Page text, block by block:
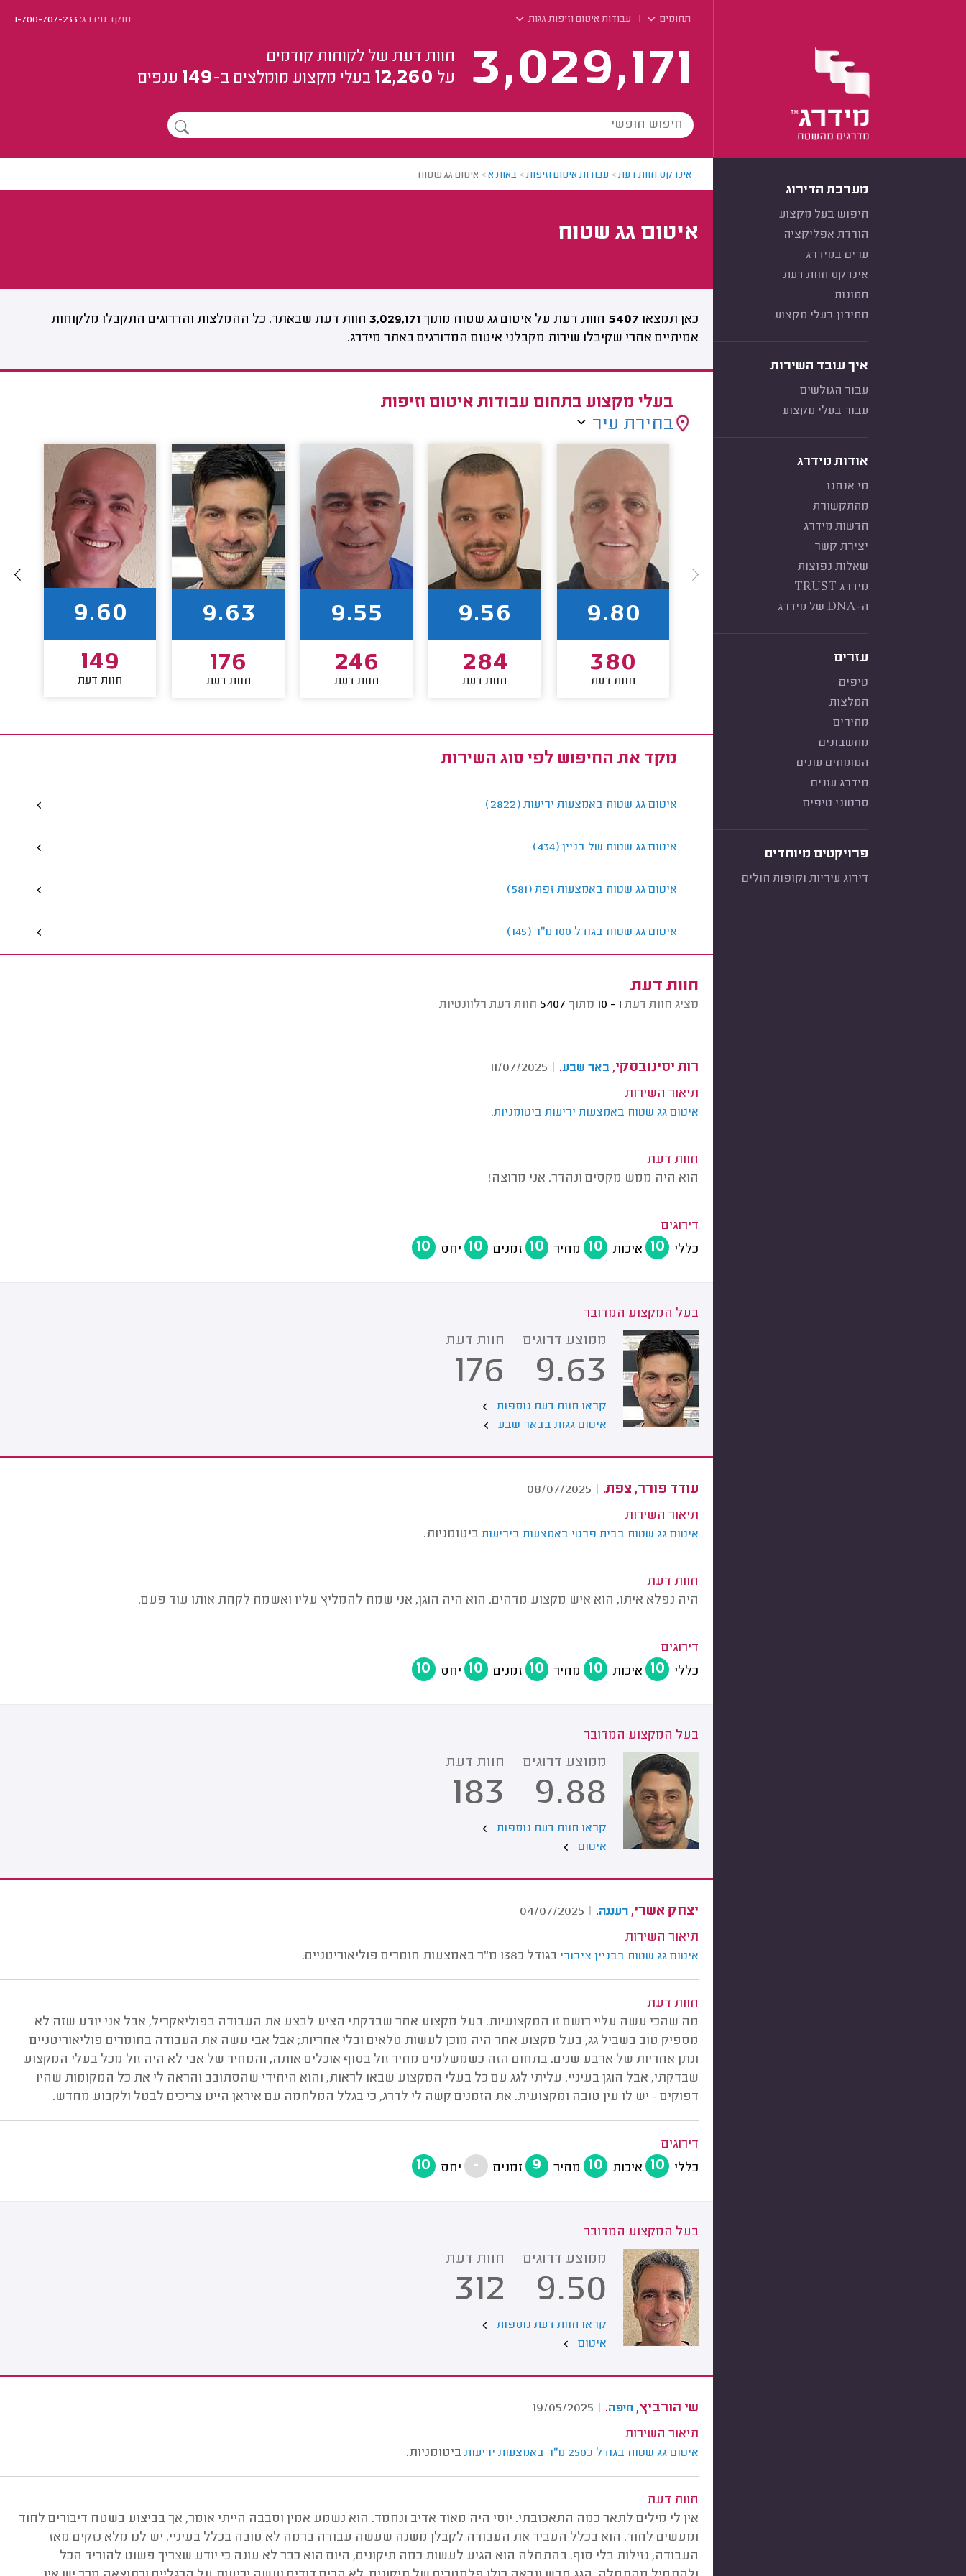
תחומים עבודות איטום וזיפות גגות מוקד מידרג:1-700-707-233
3,029,171
חוות דעת של לקוחות קודמים
על 12,260 בעלי מקצוע מומלצים ב-149 ענפים
מערכת הדירוג
חיפוש בעל מקצוע
הורדת אפליקציה
ערים במידרג
אינדקס חוות דעת
תמונות
מחירון בעלי מקצוע
איך עובד השירות
עבור הגולשים
עבור בעלי מקצוע
אודות מידרג
מי אנחנו
מהתקשורת
חדשות מידרג
יצירת קשר
שאלות נפוצות
מידרג TRUST
ה-DNA של מידרג
עזרים
טיפים
המלצות
מחירים
מחשבונים
המומחים עונים
מידרג עונים
סרטוני טיפים
פרויקטים מיוחדים
דירוג עיריות וקופות חולים
אינדקס חוות דעת> עבודות איטום וזיפות> באות א> איטום גג שטוח
איטום גג שטוח
כאן תמצאו 5407 חוות דעת על איטום גג שטוח מתוך 3,029,171 חוות דעת שבאתר. כל ההמלצות והדרוגים התקבלו מלקוחות
אמיתיים אחרי שקיבלו שירות מקבלני איטום המדורגים באתר מידרג.
בעלי מקצוע בתחום עבודות איטום וזיפות
בחירת עיר
9.80
380
חוות דעת
9.56
284
חוות דעת
9.55
246
חוות דעת
9.63
176
חוות דעת
9.60
149
חוות דעת
מקד את החיפוש לפי סוג השירות
איטום גג שטוח באמצעות יריעות (2822)
איטום גג שטוח של בניין (434)
איטום גג שטוח באמצעות זפת (581)
איטום גג שטוח בגודל 100 מ"ר (145)
חוות דעת
מציג חוות דעת 1 - 10 מתוך 5407 חוות דעת רלוונטיות
רות יסינובסקי, באר שבע.
|
11/07/2025
תיאור השירות
איטום גג שטוח באמצעות יריעות ביטומניות.
חוות דעת
הוא היה ממש מקסים ונהדר. אני מרוצה!
דירוגים
כללי
10 איכות 10 מחיר 10 זמנים 10 יחס 10
בעל המקצוע המדובר
ממוצע דרוגים
9.63
חוות דעת
176
קראו חוות דעת נוספות
איטום גגות בבאר שבע
עודד פורר, צפת. |
08/07/2025
תיאור השירות
איטום גג שטוח בבית פרטי באמצעות ביריעות ביטומניות.
חוות דעת
היה נפלא איתו, הוא איש מקצוע מדהים. הוא היה הוגן, אני שמח להמליץ עליו ואשמח לקחת אותו עוד פעם.
דירוגים
כללי
10 איכות 10 מחיר 10 זמנים 10 יחס 10
בעל המקצוע המדובר
ממוצע דרוגים
9.88
חוות דעת
183
קראו חוות דעת נוספות
איטום
יצחק אשרי, רעננה.
|
04/07/2025
תיאור השירות
איטום גג שטוח בבניין ציבורי בגודל כ138 מ"ר באמצעות חומרים פוליאוריטניים.
חוות דעת
מה שהכי עשה עליי רושם זו המקצועיות. בעל מקצוע אחר שבדקתי הציע לבצע את העבודה בפוליאקריל, אבל אני יודע שזה לא
מספיק טוב בשביל גג, בעל מקצוע אחר היה מוכן לעשות טלאים ובלי אחריות; אבל אבי עשה את העבודה בחומרים פוליאוריטניים
ונתן אחריות של ארבע שנים. בתחום הזה כשמשלמים מחיר זול בסוף אוכלים אותה, והמחיר של אבי לא היה זול מכל בעלי המקצוע
שבדקתי, אבל הוגן בעיניי. עליתי לגג עם כל בעלי המקצוע שבאו לראות, והוא היחידי שהסתובב והראה לי את כל המקומות שהיו
דפוקים - יש לו עין טובה ומקצועית. את הזמנים קשה לי לדרג, כי בגלל המלחמה עם איראן היינו צריכים לבטל ולקבוע מחדש.
דירוגים
כללי
10 איכות 10 מחיר 9 זמנים - יחס 10
בעל המקצוע המדובר
ממוצע דרוגים
9.50
חוות דעת
312
קראו חוות דעת נוספות
איטום
שי הורביץ, חיפה.
|
19/05/2025
תיאור השירות
איטום גג שטוח בגודל כ250 מ''ר באמצעות יריעות ביטומניות.
חוות דעת
אין לי מילים לתאר כמה התאכזבתי. יוסי היה מאוד אדיב ונחמד. הוא נשמע אמין וסבבה הייתי אומר, אך בביצוע בשטח דיבורים לחוד
ומעשים לחוד. הוא בכלל העביר את העבודה לקבלן משנה שעשה עבודה ברמה לא טובה בכלל בעיניי. יש לנו מלא נזקים מאז
העבודה, נזילות בלי סוף. בהתחלה הוא הגיע לעשות כמה תיקונים, היום הוא כבר לא עונה כי יודע שצריך פשוט להוריד הכל